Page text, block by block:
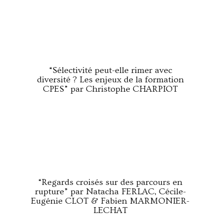
“Sélectivité peut-elle rimer avec
diversité ? Les enjeux de la formation
CPES” par Christophe CHARPIOT
“Regards croisés sur des parcours en
rupture” par Natacha FERLAC, Cécile-
Eugénie CLOT & Fabien MARMONIER-
LECHAT